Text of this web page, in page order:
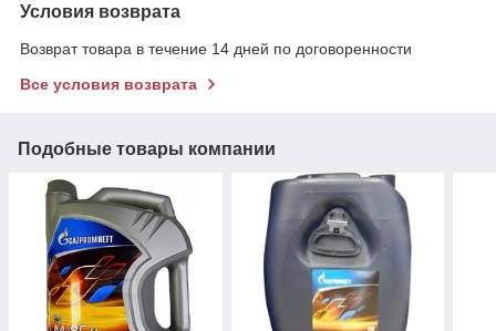
Условия возврата
Возврат товара в течение 14 дней по договоренности
Все условия возврата
Подобные товары компании